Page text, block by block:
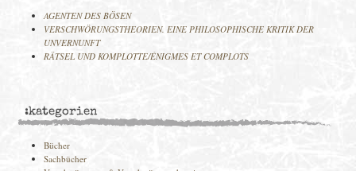
AGENTEN DES BÖSEN
VERSCHWÖRUNGSTHEORIEN. EINE PHILOSOPHISCHE KRITIK DER
UNVERNUNFT
RÄTSEL UND KOMPLOTTE/ÉNIGMES ET COMPLOTS
:kategorien
Bücher
Sachbücher